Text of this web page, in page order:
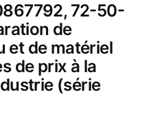
72-50-
de
et de matériel
de prix à la
(série